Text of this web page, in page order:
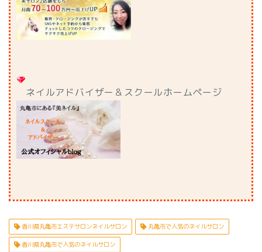
ネイルアドバイザー＆スクールホームページ
香川県丸亀市エステサロンネイルサロン 丸亀市で人気のネイルサロン
香川県丸亀市で人気のネイルサロン